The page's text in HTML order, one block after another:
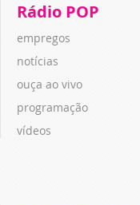
Rádio POP
empregos
notícias
ouça ao vivo
programação
vídeos